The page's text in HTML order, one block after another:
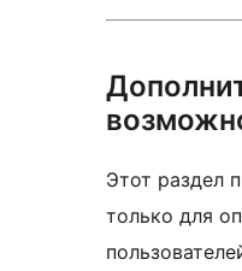
Этот раздел
только для